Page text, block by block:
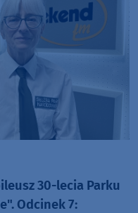
30-lecia Parku
Odcinek 7: